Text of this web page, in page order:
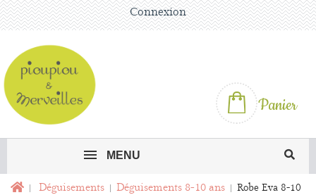
Connexion
Panier
MENU
Déguisements Déguisements 8-10 ans
Robe Eva 8-10